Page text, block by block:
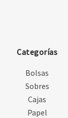
Categorías
Bolsas
Sobres
Cajas
Papel